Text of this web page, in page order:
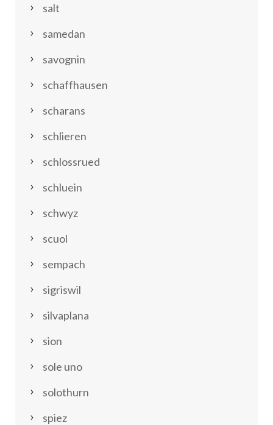
salt
samedan
savognin
schaffhausen
scharans
schlieren
schlossrued
schluein
schwyz
scuol
sempach
sigriswil
silvaplana
sion
sole uno
solothurn
spiez